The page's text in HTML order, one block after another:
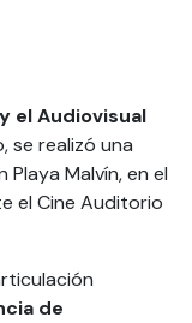
el Audiovisual
se realizó una
Malvín, en el
el Cine Auditorio
de